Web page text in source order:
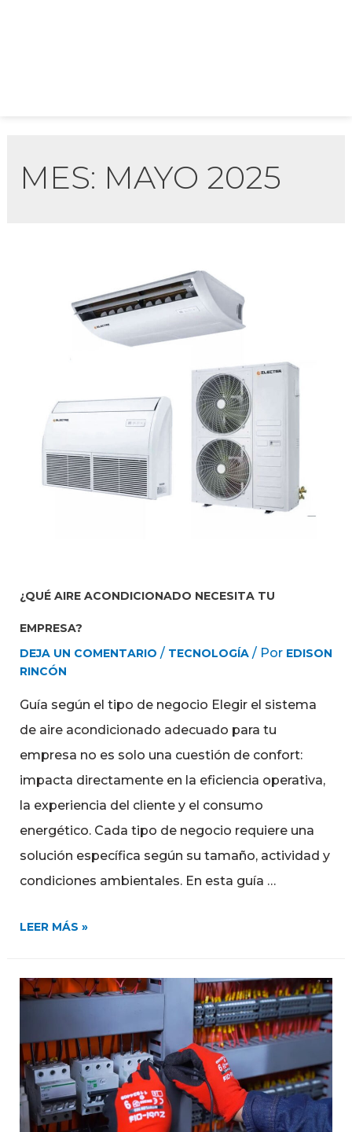
MES: MAYO 2025
¿QUÉ AIRE ACONDICIONADO NECESITA TU
EMPRESA?
DEJA UN COMENTARIO / TECNOLOGÍA/ Por EDISON
RINCÓN
Guía según el tipo de negocio Elegir el sistema
de aire acondicionado adecuado para tu
empresa no es solo una cuestión de confort:
impacta directamente en la eficiencia operativa,
la experiencia del cliente y el consumo
energético. Cada tipo de negocio requiere una
solución específica según su tamaño, actividad y
condiciones ambientales. En esta guía …
LEER MÁS »